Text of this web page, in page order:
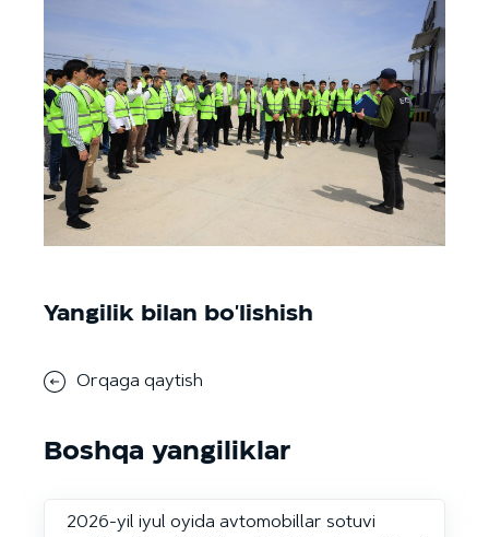
Yangilik bilan bo'lishish
Orqaga qaytish
Boshqa yangiliklar
2026-yil iyul oyida avtomobillar sotuvi